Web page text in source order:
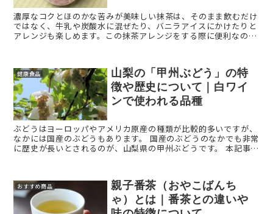
濃厚なコクとほのかな苦みが美味しい抹茶は、そのまま飲むだけ
ではなく、牛乳や炭酸水に混ぜたり、バニラアイスにかけたりと
アレンジも楽しめます。この抹茶アレンジをする際に便利なの
健康食品
山梨の「甲州ぶどう」の特
徴や歴史について｜白ワイ
ンで使われる品種
ぶどうはヨーロッパやアメリカ原産の種類が比較的多いですが、
なかには国産のぶどうもあります。 国産のぶどうのなかでも非常
に歴史が長いとされるのが、山梨県の甲州ぶどうです。 本記事で
おすすめ商品
親子番茶（おやこばんち
ゃ）とは｜番茶との違いや